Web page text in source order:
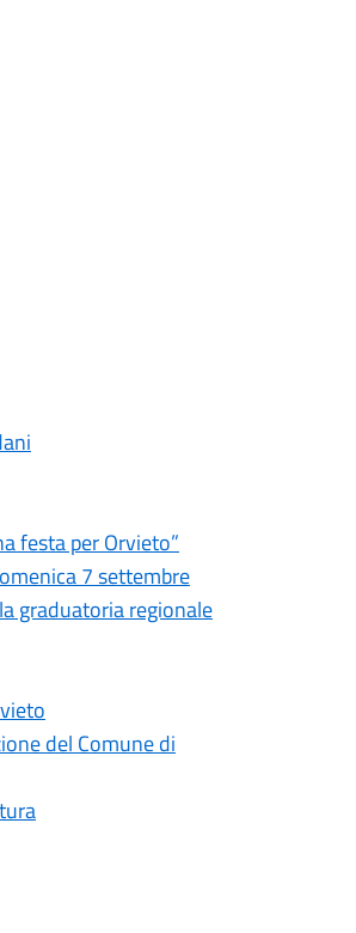
festa per Orvieto”
7 settembre
graduatoria regionale
del Comune di